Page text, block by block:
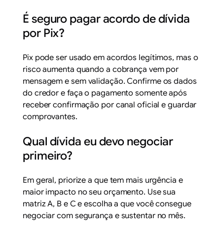
É seguro pagar acordo de dívida
por Pix?
Pix pode ser usado em acordos legítimos, mas o
risco aumenta quando a cobrança vem por
mensagem e sem validação. Confirme os dados
do credor e faça o pagamento somente após
receber confirmação por canal oficial e guardar
comprovantes.
Qual dívida eu devo negociar
primeiro?
Em geral, priorize a que tem mais urgência e
maior impacto no seu orçamento. Use sua
matriz A, B e C e escolha a que você consegue
negociar com segurança e sustentar no mês.